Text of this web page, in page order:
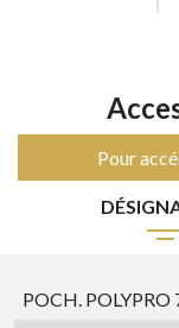
Pour
POCH. POLYPRO